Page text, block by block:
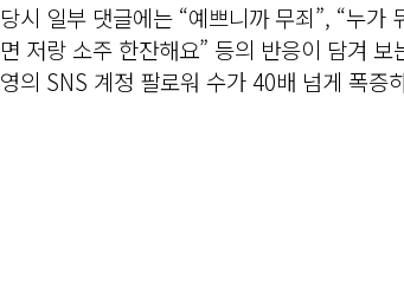
당시 일부 댓글에는 “예쁘니까 무죄”, “누가
면 저랑 소주 한잔해요” 등의 반응이 담겨
영의 SNS 계정 팔로워 수가 40배 넘게 폭증